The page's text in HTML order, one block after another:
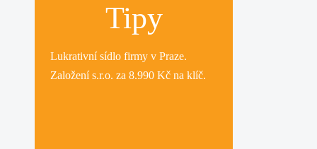
Tipy
Lukrativnísídlo firmy v Praze.
Založení s.r.o. za 8.990 Kč na klíč.